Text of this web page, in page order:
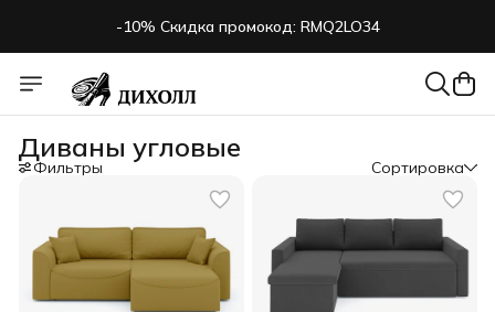
-10% Скидка промокод: RMQ2LO34
Диваны угловые
Фильтры Сортировка